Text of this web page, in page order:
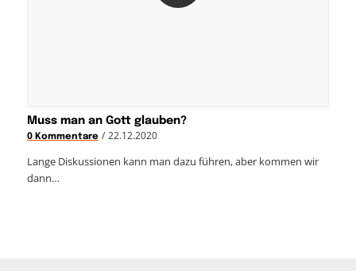
Muss man an Gott glauben?
0 Kommentare / 22.12.2020
Lange Diskussionen kann man dazu führen, aber kommen wir
dann…